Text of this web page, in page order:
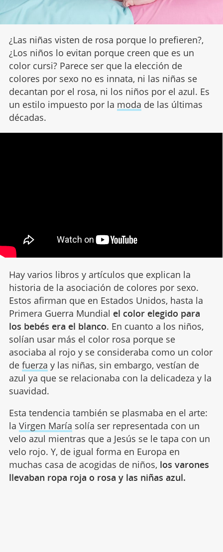
¿Las niñas visten de rosa porque lo prefieren?,
¿Los niños lo evitan porque creen que es un
color cursi? Parece ser que la elección de
colores por sexo no es innata, ni las niñas se
decantan por el rosa, ni los niños por el azul. Es
un estilo impuesto por la moda de las últimas
décadas.
Hay varios libros y artículos que explican la
historia de la asociación de colores por sexo.
Estos afirman que en Estados Unidos, hasta la
Primera Guerra Mundial el color elegido para
los bebés era el blanco. En cuanto a los niños,
solían usar más el color rosa porque se
asociaba al rojo y se consideraba como un color
de fuerza y las niñas, sin embargo, vestían de
azul ya que se relacionaba con la delicadeza y la
suavidad.
Esta tendencia también se plasmaba en el arte:
la Virgen María solía ser representada con un
velo azul mientras que a Jesús se le tapa con un
velo rojo. Y, de igual forma en Europa en
muchas casa de acogidas de niños, los varones
llevaban ropa roja o rosa y las niñas azul.